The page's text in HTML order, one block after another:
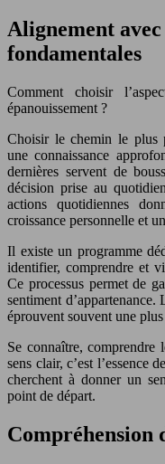
Alignement
fondamentales
Comment choisir
épanouissement ?
Choisir le chemin le plus
une connaissance
dernières servent de
décision prise au
actions quotidiennes
croissance personnelle et
Il existe un programme
identifier, comprendre et
Ce processus permet de
sentiment
éprouvent souvent une
Se connaître, comprendre
sens clair, c’est l’essence
cherchent à donner un
point de départ.
Compréhension